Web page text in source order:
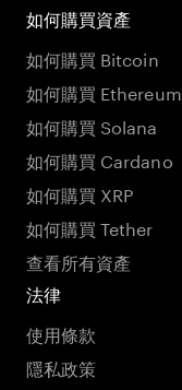
如何購買資產
如何購買 Bitcoin
如何購買 Ethereum
如何購買 Solana
如何購買 Cardano
如何購買 XRP
如何購買 Tether
查看所有資產
法律
使用條款
隱私政策